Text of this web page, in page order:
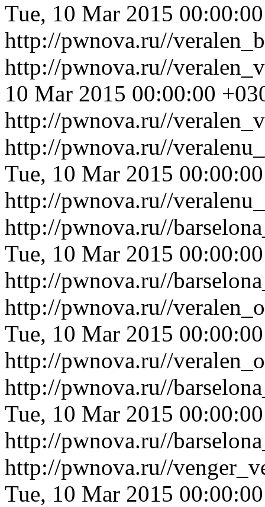
Tue, 10 Mar 2015
http://pwnova.ru//
http://pwnova.ru//
10 Mar 2015 00:00:00
http://pwnova.ru//
http://pwnova.ru//
Tue, 10 Mar 2015
http://pwnova.ru//
http://pwnova.ru//
Tue, 10 Mar 2015
http://pwnova.ru//
http://pwnova.ru//
Tue, 10 Mar 2015
http://pwnova.ru//
http://pwnova.ru//
Tue, 10 Mar 2015
http://pwnova.ru//
http://pwnova.ru//
Tue, 10 Mar 2015